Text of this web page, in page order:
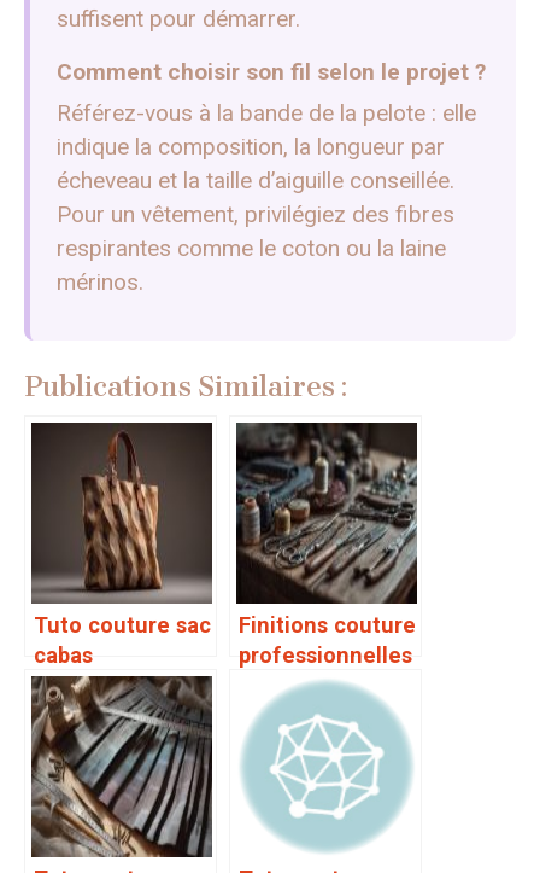
suffisent pour démarrer.
Comment choisir son fil selon le projet ?
Référez-vous à la bande de la pelote : elle
indique la composition, la longueur par
écheveau et la taille d’aiguille conseillée.
Pour un vêtement, privilégiez des fibres
respirantes comme le coton ou la laine
mérinos.
Publications Similaires :
Tuto couture sac
cabas
Finitions couture
professionnelles